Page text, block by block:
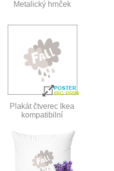
Metalický hrnček
Plakát čtverec Ikea
kompatibilní